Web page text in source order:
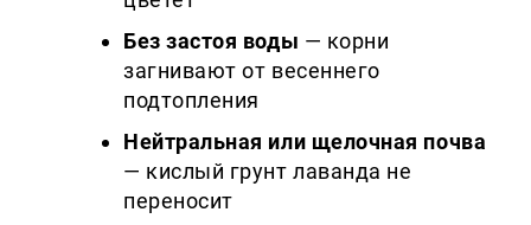
Без застоя воды — корни
загнивают от весеннего
подтопления
Нейтральная или щелочная почва
— кислый грунт лаванда не
переносит